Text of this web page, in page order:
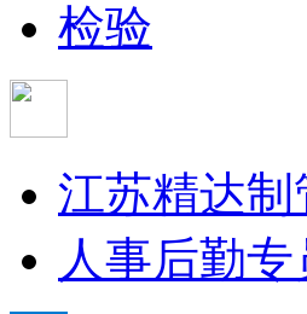
检验
江苏精达制
人事后勤专